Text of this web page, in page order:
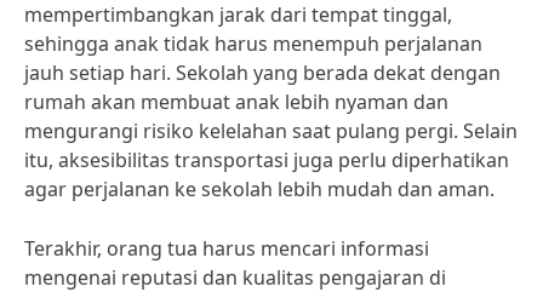
mempertimbangkan jarak dari tempat tinggal,
sehingga anak tidak harus menempuh perjalanan
jauh setiap hari. Sekolah yang berada dekat dengan
rumah akan membuat anak lebih nyaman dan
mengurangi risiko kelelahan saat pulang pergi. Selain
itu, aksesibilitas transportasi juga perlu diperhatikan
agar perjalanan ke sekolah lebih mudah dan aman.
Terakhir, orang tua harus mencari informasi
mengenai reputasi dan kualitas pengajaran di